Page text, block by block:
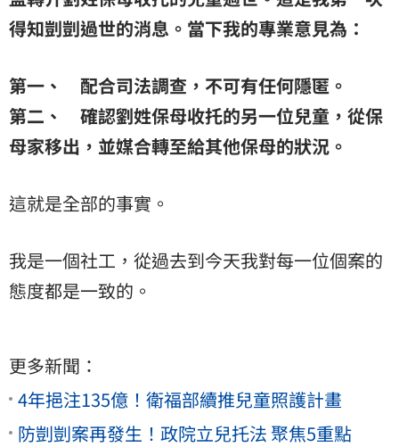
得知剴剴過世的消息。當下我的專業意見為：
第一、 配合司法調查，不可有任何隱匿。
第二、 確認劉姓保母收托的另一位兒童，從保
母家移出，並媒合轉至給其他保母的狀況。
這就是全部的事實。
我是一個社工，從過去到今天我對每一位個案的
態度都是一致的。
更多新聞：
4年挹注135億！衛福部續推兒童照護計畫
防剴剴案再發生！政院立兒托法 聚焦5重點